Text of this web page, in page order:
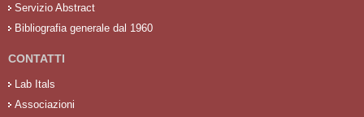
Servizio Abstract
Bibliografia generale dal 1960
CONTATTI
Lab Itals
Associazioni